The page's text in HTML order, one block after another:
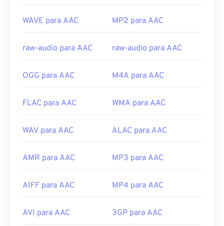
Lançamento inicial:
https://en.wikipedia.org/wiki/Advanced_Audio_Coding
https://www.iso.org/standard/43345.html?
WAVE para AAC MP2 para AAC
raw-audio para AAC raw-audio para AAC
OGG para AAC M4A para AAC
FLAC para AAC WMA para AAC
WAV para AAC ALAC para AAC
AMR para AAC MP3 para AAC
AIFF para AAC MP4 para AAC
AVI para AAC 3GP para AAC